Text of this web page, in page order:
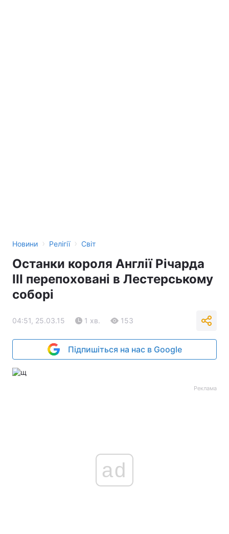
Новини › Релігії › Світ
Останки короля Англії Річарда
III перепоховані в Лестерському
соборі
04:51, 25.03.15 1 хв. 153
Підпишіться на нас в Google
Реклама
ad